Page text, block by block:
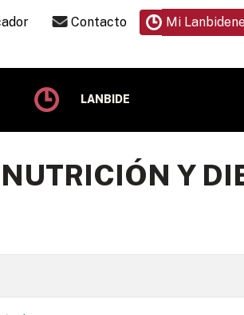
Contacto Mi
LANBIDE
Y